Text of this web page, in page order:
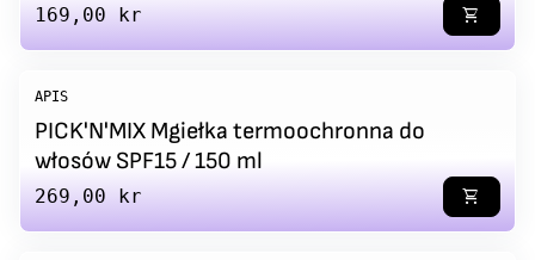
Regular price
169,00 kr shopping_cart
APIS
PICK'N'MIX Mgiełka termoochronna do
włosów SPF15 / 150 ml
Regular price
269,00 kr shopping_cart